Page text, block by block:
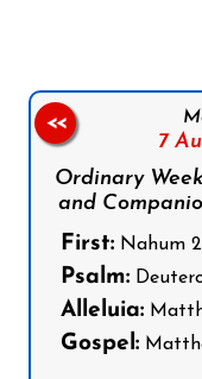
7
Ordinary
and
First: Nahum
Psalm:
Alleluia:
Gospel:
<<